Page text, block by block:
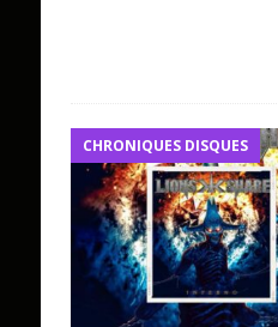
CHRONIQUES DISQUES